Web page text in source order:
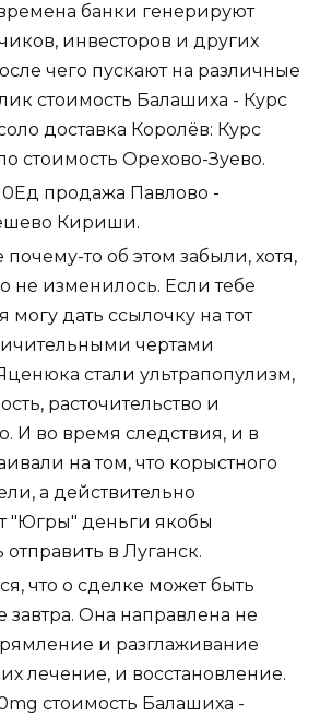
банки генерируют
инвесторов и других
чего пускают на различные
стоимость Балашиха - Курс
доставка Королёв: Курс
стоимость Орехово-Зуево.
продажа Павлово -
Кириши.
почему-то об этом забыли, хотя,
не изменилось. Если тебе
могу дать ссылочку на тот
чертами
стали ультрапопулизм,
расточительство и
И во время следствия, и в
на том, что корыстного
а действительно
"Югры" деньги якобы
в Луганск.
что о сделке может быть
завтра. Она направлена не
и разглаживание
лечение, и восстановление.
стоимость Балашиха -